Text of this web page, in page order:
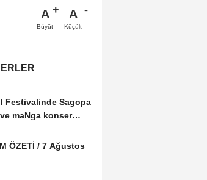
A
Büyüt
A
Küçült
Festivalinde Sagopa
maNga konser
ÖZETİ / 7 Ağustos